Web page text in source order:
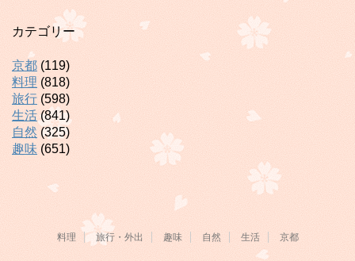
カテゴリー
京都 (119)
料理 (818)
旅行 (598)
生活(841)
自然 (325)
趣味 (651)
料理 旅行・外出 趣味 自然 生活 京都